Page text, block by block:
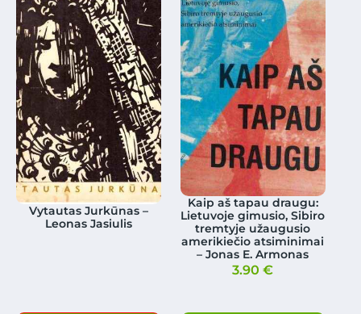
Vytautas Jurkūnas –
Leonas Jasiulis
Kaip aš tapau draugu:
Lietuvoje gimusio, Sibiro
tremtyje užaugusio
amerikiečio atsiminimai
– Jonas E. Armonas
3.90€